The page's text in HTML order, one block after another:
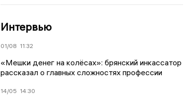
Интервью
01/08 11:32
«Мешки денег на колёсах»: брянский инкассатор
рассказал о главных сложностях профессии
14/05 14:30